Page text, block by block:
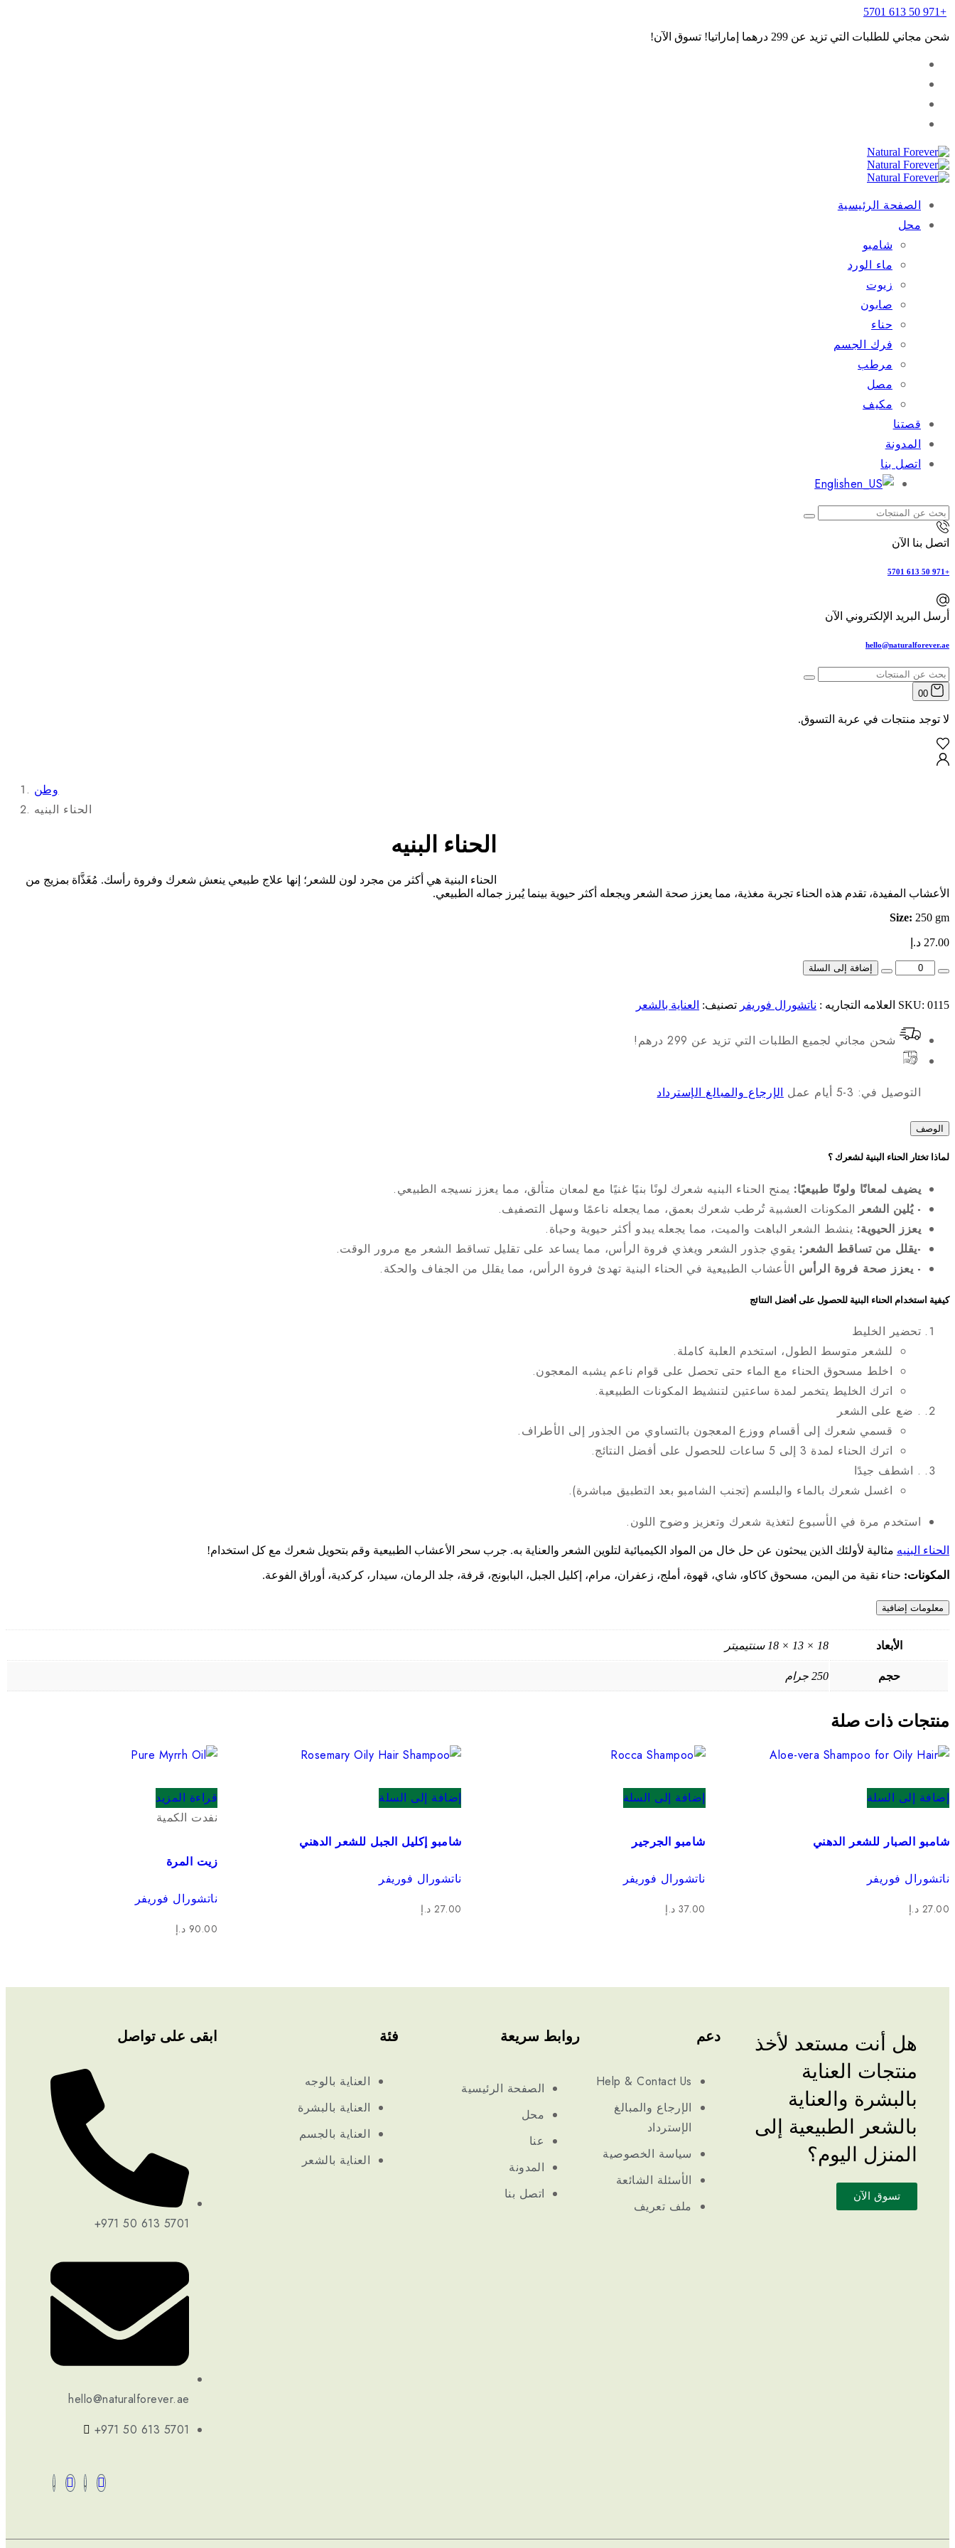
+971 50 613 5701
شحن مجاني للطلبات التي تزيد عن 299 درهما إماراتيا! تسوق الآن!
الصفحة الرئيسية
محل
شامبو
ماء الورد
زيوت
صابون
حناء
فرك الجسم
مرطب
مصل
مكيف
قصتنا
المدونة
اتصل بنا
English
اتصل بنا الآن
+971 50 613 5701
أرسل البريد الإلكتروني الآن
hello@naturalforever.ae
00
لا توجد منتجات في عربة التسوق.
وطن
الحناء البنيه
الحناء البنيه
الحناء البنية هي أكثر من مجرد لون للشعر؛ إنها علاج طبيعي ينعش شعرك وفروة رأسك. مُغَذَّاة بمزيج من
الأعشاب المفيدة، تقدم هذه الحناء تجربة مغذية، مما يعزز صحة الشعر ويجعله أكثر حيوية بينما يُبرز جماله الطبيعي.
Size: 250 gm
27.00 د.إ
إضافة إلى السلة
SKU: 0115 العلامه التجاريه : ناتشورال فوريفر تصنيف: العناية بالشعر
شحن مجاني لجميع الطلبات التي تزيد عن 299 درهم!
التوصيل في: 3-5 أيام عمل الإرجاع والمبالغ الإسترداد
الوصف
لماذا تختار الحناء البنية لشعرك ؟
يضيف لمعانًا ولونًا طبيعيًا: يمنح الحناء البنيه شعرك لونًا بنيًا غنيًا مع لمعان متألق، مما يعزز نسيجه الطبيعي.
- يُلين الشعر المكونات العشبية تُرطب شعرك بعمق، مما يجعله ناعمًا وسهل التصفيف.
يعزز الحيوية: ينشط الشعر الباهت والميت، مما يجعله يبدو أكثر حيوية وحياة.
-يقلل من تساقط الشعر: يقوي جذور الشعر ويغذي فروة الرأس، مما يساعد على تقليل تساقط الشعر مع مرور الوقت.
- يعزز صحة فروة الرأس الأعشاب الطبيعية في الحناء البنية تهدئ فروة الرأس، مما يقلل من الجفاف والحكة.
كيفية استخدام الحناء البنية للحصول على أفضل النتائج
تحضير الخليط
للشعر متوسط الطول، استخدم العلبة كاملة.
اخلط مسحوق الحناء مع الماء حتى تحصل على قوام ناعم يشبه المعجون.
اترك الخليط يتخمر لمدة ساعتين لتنشيط المكونات الطبيعية.
. ضع على الشعر
قسمي شعرك إلى أقسام ووزع المعجون بالتساوي من الجذور إلى الأطراف.
اترك الحناء لمدة 3 إلى 5 ساعات للحصول على أفضل النتائج.
. اشطف جيدًا
اغسل شعرك بالماء والبلسم (تجنب الشامبو بعد التطبيق مباشرة).
استخدم مرة في الأسبوع لتغذية شعرك وتعزيز وضوح اللون.
الحناء البنيه مثالية لأولئك الذين يبحثون عن حل خال من المواد الكيميائية لتلوين الشعر والعناية به. جرب سحر الأعشاب الطبيعية وقم بتحويل شعرك مع كل استخدام!
المكونات: حناء نقية من اليمن، مسحوق كاكاو، شاي، قهوة، أملج، زعفران، مرام، إكليل الجبل، البابونج، قرفة، جلد الرمان، سيدار، كركدية، أوراق الفوعة.
معلومات إضافية
الأبعاد 18 × 13 × 18 سنتيميتر
حجم 250 جرام
منتجات ذات صلة
إضافة إلى السلة
شامبو الصبار للشعر الدهني
ناتشورال فوريفر
27.00 د.إ
إضافة إلى السلة
شامبو الجرجير
ناتشورال فوريفر
37.00 د.إ
إضافة إلى السلة
شامبو إكليل الجبل للشعر الدهني
ناتشورال فوريفر
27.00 د.إ
قراءة المزيد
نفدت الكمية
زيت المرة
ناتشورال فوريفر
90.00 د.إ
هل أنت مستعد لأخذ
منتجات العناية
بالبشرة والعناية
بالشعر الطبيعية إلى
المنزل اليوم؟
تسوق الآن
دعم
Help & Contact Us
الإرجاع والمبالغ
الإسترداد
سياسة الخصوصية
الأسئلة الشائعة
ملف تعريف
روابط سريعة
الصفحة الرئيسية
محل
عنا
المدونة
اتصل بنا
فئة
العناية بالوجه
العناية بالبشرة
العناية بالجسم
العناية بالشعر
ابقى على تواصل
+971 50 613 5701
hello@naturalforever.ae
+971 50 613 5701